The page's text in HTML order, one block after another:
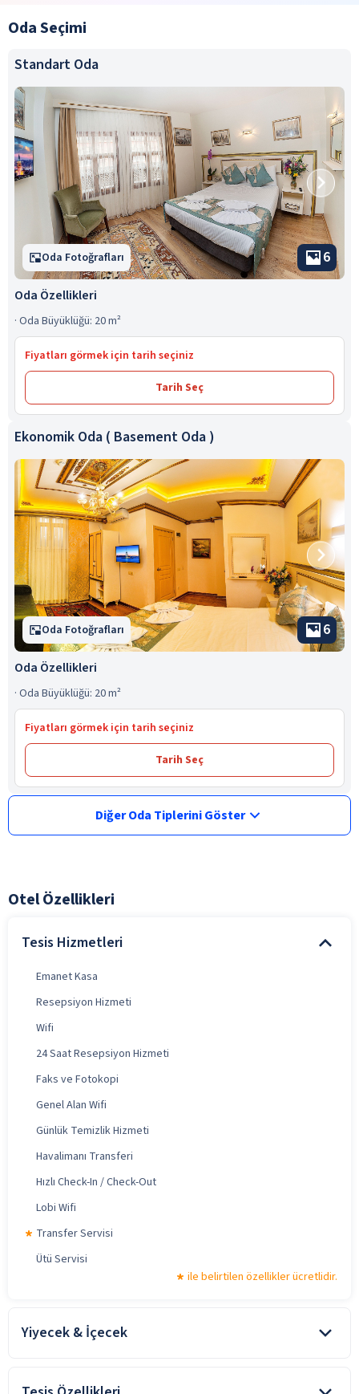
Oda Seçimi
Standart Oda
Oda Fotoğrafları 6
Oda Özellikleri
· Oda Büyüklüğü: 20 m²
Fiyatları görmek için tarih seçiniz
Tarih Seç
Ekonomik Oda ( Basement Oda )
Oda Fotoğrafları 6
Oda Özellikleri
· Oda Büyüklüğü: 20 m²
Fiyatları görmek için tarih seçiniz
Tarih Seç
Diğer Oda Tiplerini Göster
Otel Özellikleri
Tesis Hizmetleri
Emanet Kasa
Resepsiyon Hizmeti
Wifi
24 Saat Resepsiyon Hizmeti
Faks ve Fotokopi
Genel Alan Wifi
Günlük Temizlik Hizmeti
Havalimanı Transferi
Hızlı Check-In / Check-Out
Lobi Wifi
Transfer Servisi
Ütü Servisi
ile belirtilen özellikler ücretlidir.
Yiyecek & İçecek
Süiti, İki Yatak odalı Balkonlu Süit ve Delüxe Süite de kahvaltı